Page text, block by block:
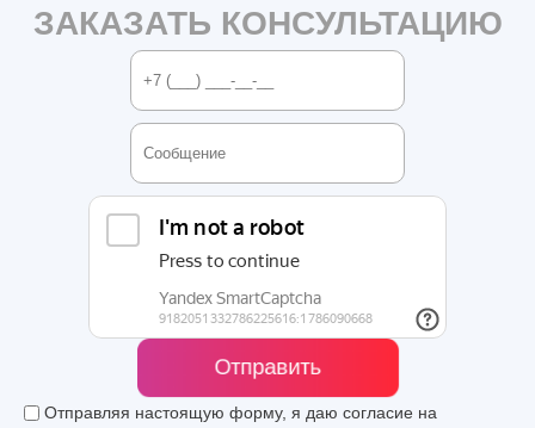
ЗАКАЗАТЬ КОНСУЛЬТАЦИЮ
Отправить
Отправляя настоящую форму, я даю согласие на